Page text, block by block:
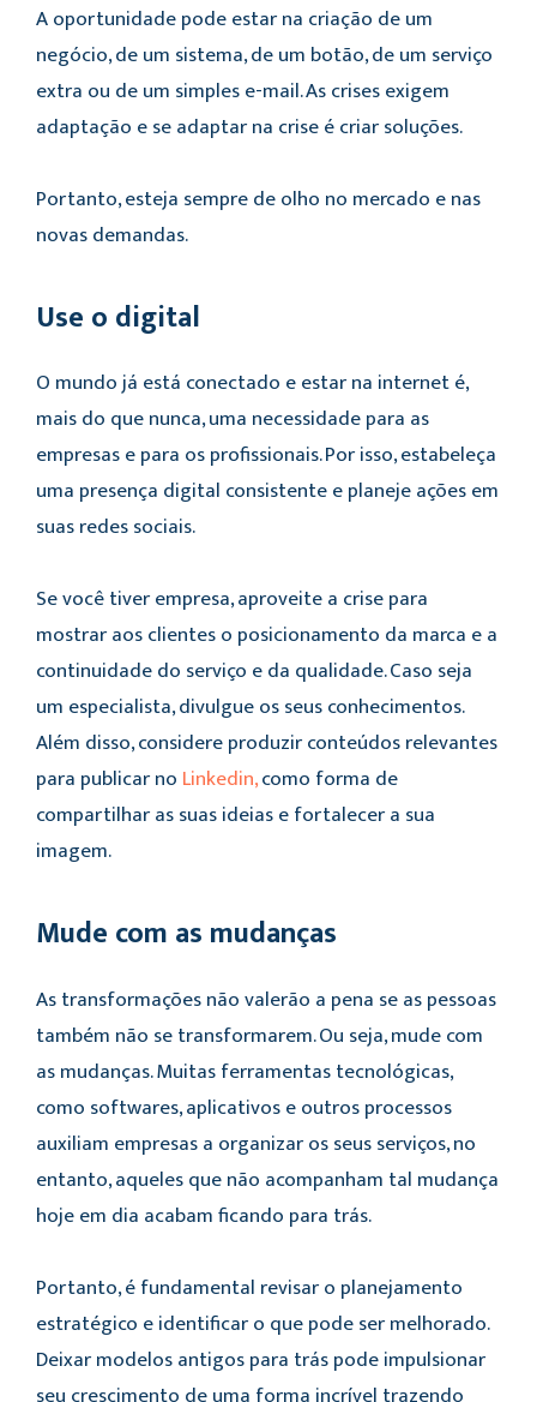
A oportunidade pode estar na criação de um
negócio, de um sistema, de um botão, de um serviço
extra ou de um simples e-mail. As crises exigem
adaptação e se adaptar na crise é criar soluções.
Portanto, esteja sempre de olho no mercado e nas
novas demandas.
Use o digital
O mundo já está conectado e estar na internet é,
mais do que nunca, uma necessidade para as
empresas e para os profissionais. Por isso, estabeleça
uma presença digital consistente e planeje ações em
suas redes sociais.
Se você tiver empresa, aproveite a crise para
mostrar aos clientes o posicionamento da marca e a
continuidade do serviço e da qualidade. Caso seja
um especialista, divulgue os seus conhecimentos.
Além disso, considere produzir conteúdos relevantes
para publicar no Linkedin,como forma de
compartilhar as suas ideias e fortalecer a sua
imagem.
Mude com as mudanças
As transformações não valerão a pena se as pessoas
também não se transformarem. Ou seja, mude com
as mudanças. Muitas ferramentas tecnológicas,
como softwares, aplicativos e outros processos
auxiliam empresas a organizar os seus serviços, no
entanto, aqueles que não acompanham tal mudança
hoje em dia acabam ficando para trás.
Portanto, é fundamental revisar o planejamento
estratégico e identificar o que pode ser melhorado.
Deixar modelos antigos para trás pode impulsionar